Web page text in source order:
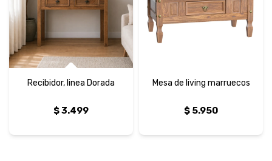
Recibidor, linea Dorada
$3.499
Mesa de living marruecos
$ 5.950